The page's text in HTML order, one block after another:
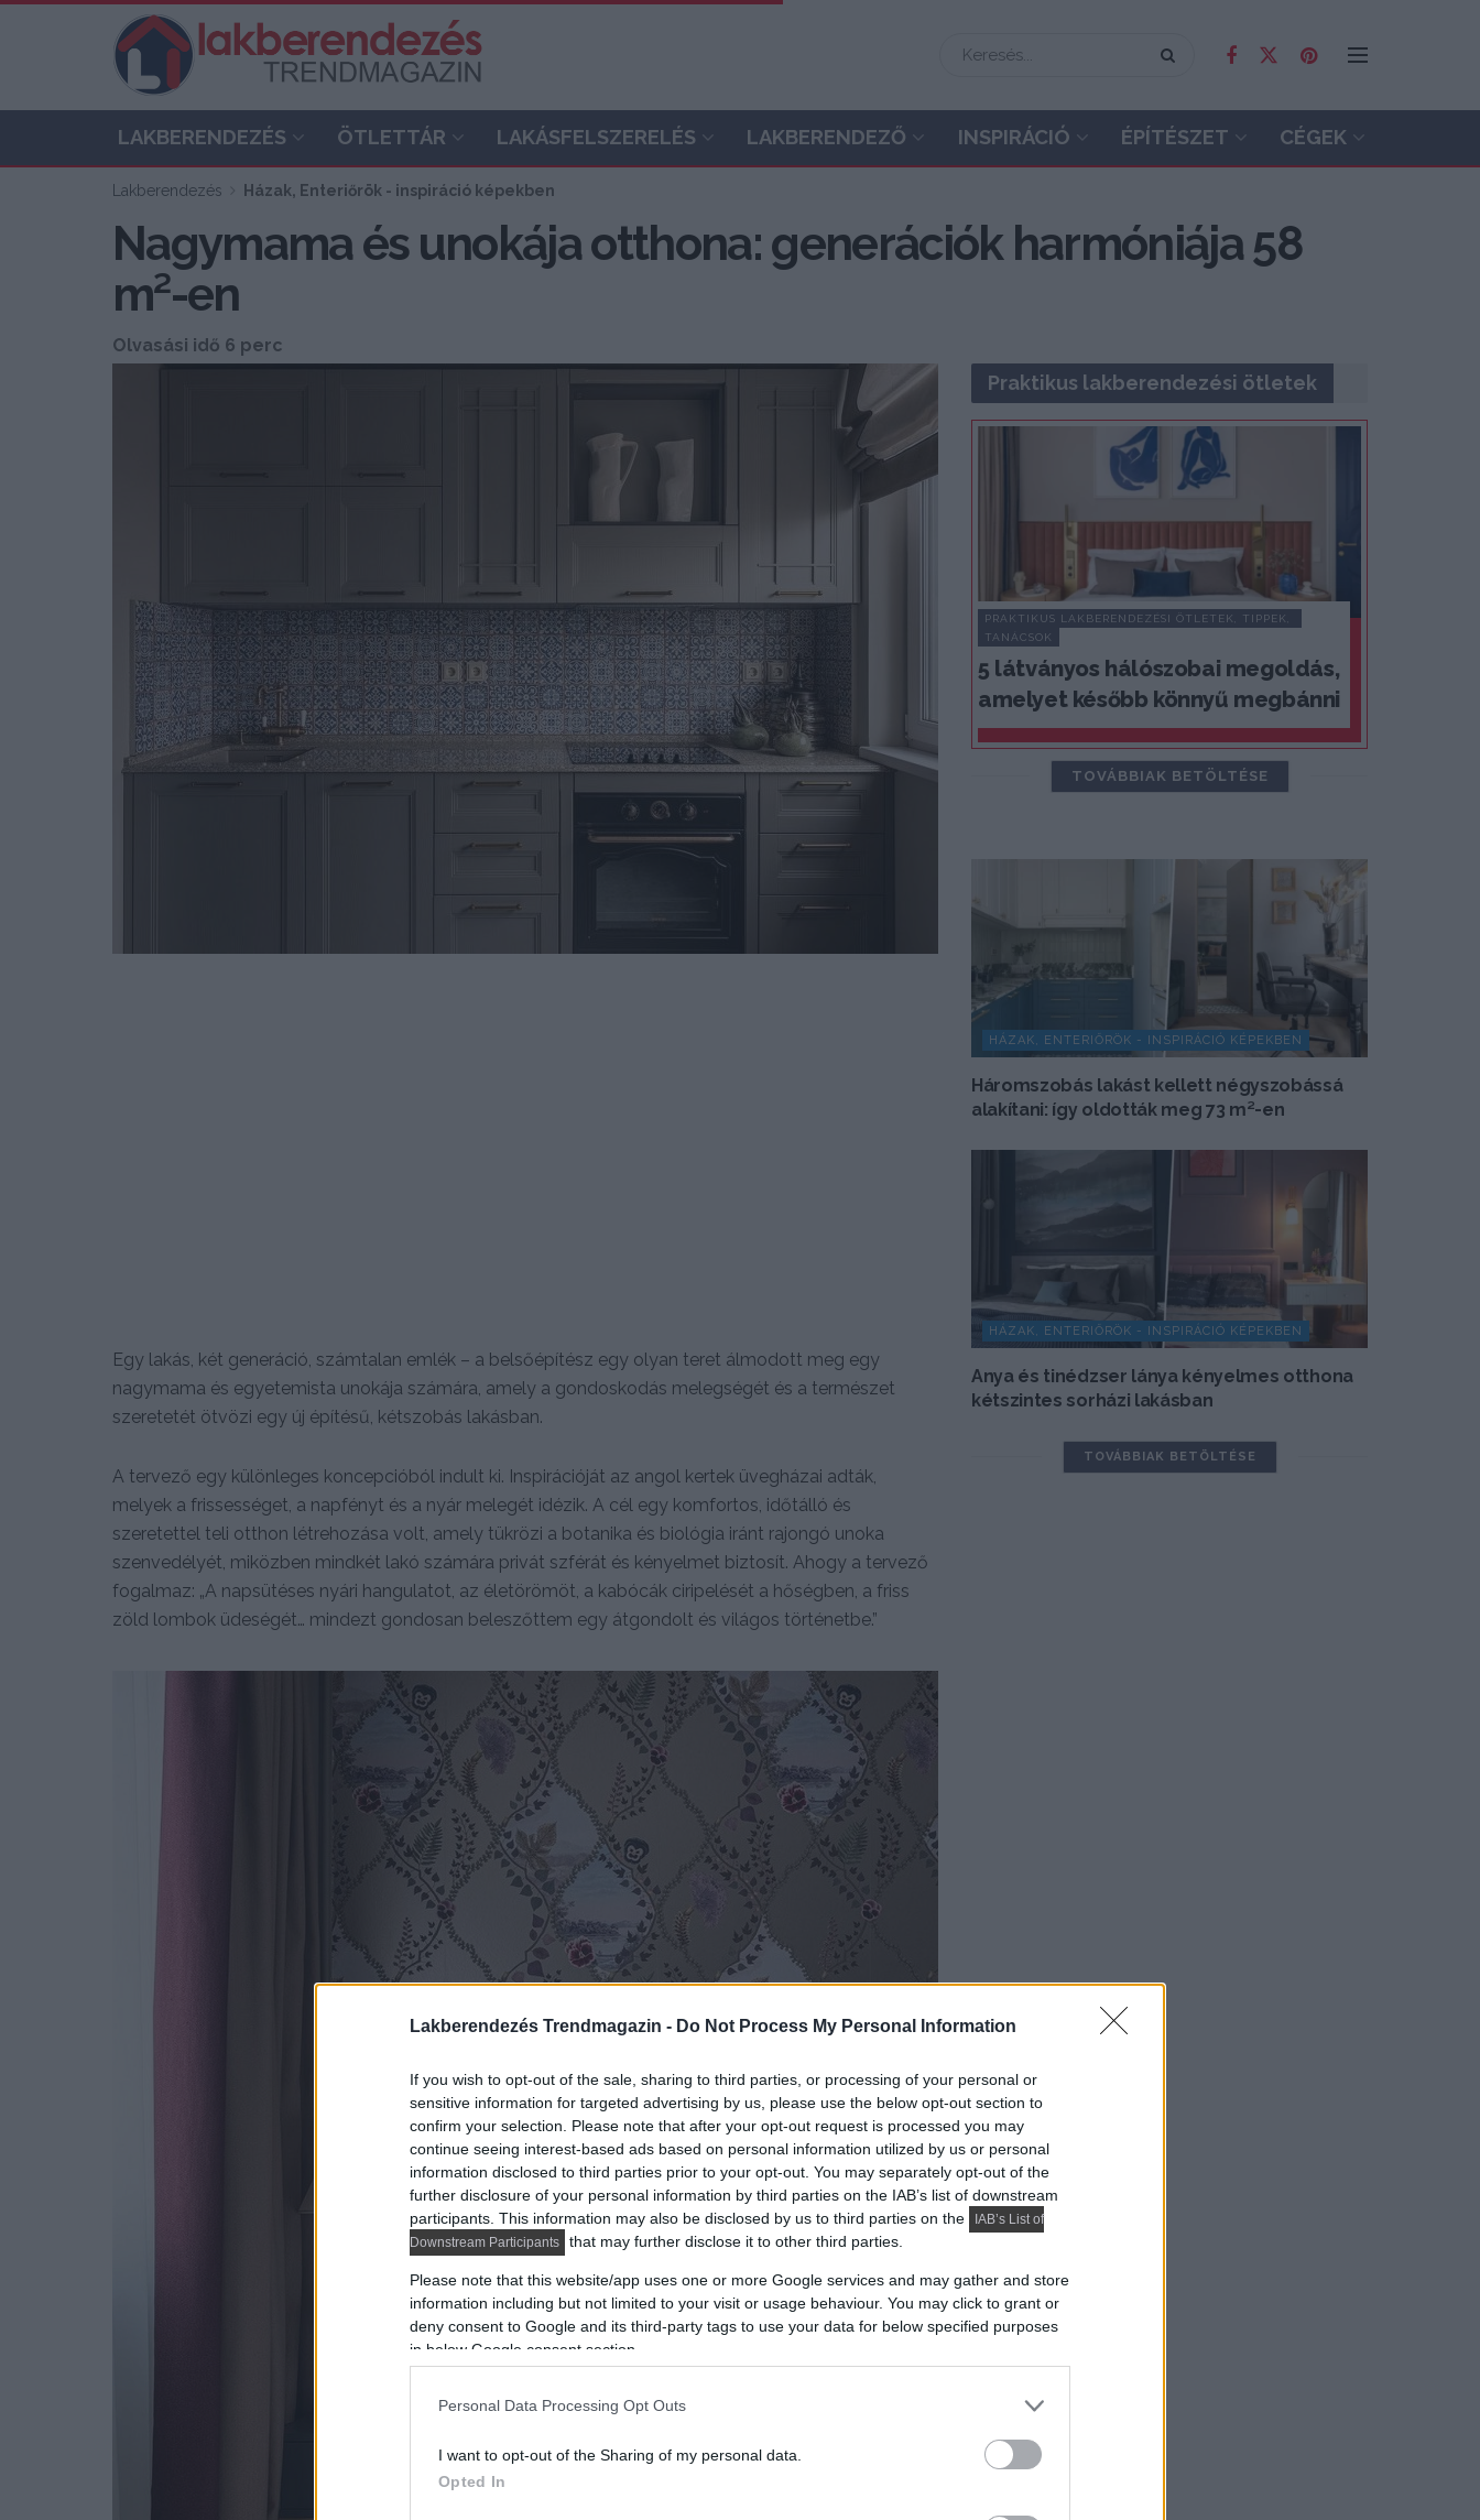
Lakberendezés Trendmagazin - Do Not Process My Personal Information
If you wish to opt-out of the sale, sharing to third parties, or processing of your personal or
sensitive information for targeted advertising by us, please use the below opt-out section to
confirm your selection. Please note that after your opt-out request is processed you may
continue seeing interest-based ads based on personal information utilized by us or personal
information disclosed to third parties prior to your opt-out. You may separately opt-out of the
further disclosure of your personal information by third parties on the IAB’s list of downstream
participants. This information may also be disclosed by us to third parties on the
IAB’s List of
Downstream Participants
that may further disclose it to other third parties.
Please note that this website/app uses one or more Google services and may gather and store
information including but not limited to your visit or usage behaviour. You may click to grant or
deny consent to Google and its third-party tags to use your data for below specified purposes
in below Google consent section.
Personal Data Processing Opt Outs
I want to opt-out of the Sharing of my personal data.
Opted In
LAKBERENDEZÉS ÖTLETTÁR LAKÁSFELSZERELÉS LAKBERENDEZŐ INSPIRÁCIÓ ÉPÍTÉSZET CÉGEK
Lakberendezés Házak, Enteriőrök - inspiráció képekben
Nagymama és unokája otthona: generációk harmóniája 58
m²-en
Olvasási idő 6 perc
Egy lakás, két generáció, számtalan emlék – a belsőépítész egy olyan teret álmodott meg egy
nagymama és egyetemista unokája számára, amely a gondoskodás melegségét és a természet
szeretetét ötvözi egy új építésű, kétszobás lakásban.
A tervező egy különleges koncepcióból indult ki. Inspirációját az angol kertek üvegházai adták,
melyek a frissességet, a napfényt és a nyár melegét idézik. A cél egy komfortos, időtálló és
szeretettel teli otthon létrehozása volt, amely tükrözi a botanika és biológia iránt rajongó unoka
szenvedélyét, miközben mindkét lakó számára privát szférát és kényelmet biztosít. Ahogy a tervező
fogalmaz: „A napsütéses nyári hangulatot, az életörömöt, a kabócák ciripelését a hőségben, a friss
zöld lombok üdeségét… mindezt gondosan beleszőttem egy átgondolt és világos történetbe.”
Praktikus lakberendezési ötletek
PRAKTIKUS LAKBERENDEZÉSI ÖTLETEK, TIPPEK,
TANÁCSOK
5 látványos hálószobai megoldás,
amelyet később könnyű megbánni
TOVÁBBIAK BETÖLTÉSE
HÁZAK, ENTERIŐRÖK - INSPIRÁCIÓ KÉPEKBEN
Háromszobás lakást kellett négyszobássá
alakítani: így oldották meg 73 m²-en
HÁZAK, ENTERIŐRÖK - INSPIRÁCIÓ KÉPEKBEN
Anya és tinédzser lánya kényelmes otthona
kétszintes sorházi lakásban
TOVÁBBIAK BETÖLTÉSE